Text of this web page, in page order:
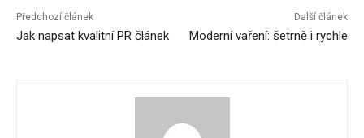
Předchozí článek
Jak napsat kvalitní PR článek
Další článek
Moderní vaření: šetrně i rychle